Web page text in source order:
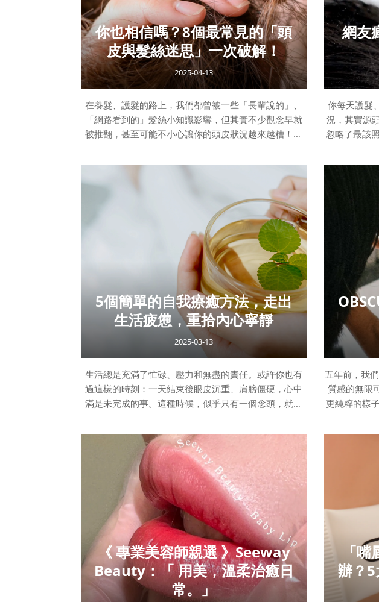
你也相信嗎？8個最常見的「頭
皮與髮絲迷思」一次破解！
2025-04-13
在養髮、護髮的路上，我們都曾被一些「長輩說的」、
「網路看到的」髮絲小知識影響，但其實不少觀念早就
被推翻，甚至可能不小心讓你的頭皮狀況越來越糟！我
你重新認識頭皮與髮絲，讓保養更安心、也更有方
向。 1、每天洗頭會掉更多頭髮？錯！洗頭只是「洗掉本
來就該掉的髮絲」，人體每天自然掉髮約 50～100 根，
洗頭時掉的是這些原本就要脫落的髮絲。相反地，不洗
頭反而會讓油脂堆積，造成毛囊阻塞，讓掉髮更嚴
重。 2. 頭皮出油就一直反覆洗、一天洗多次？錯！過度
清潔反而
網友
你每天護髮
況，其實源
忽略了最該
今天，我們
常該怎麼做
什麼頭皮
皮脂腺分
沒有勤勞
肌膚會越
響髮
5個簡單的自我療癒方法，走出
生活疲憊，重拾內心寧靜
2025-03-13
生活總是充滿了忙碌、壓力和無盡的責任。或許你也有
過這樣的時刻：一天結束後眼皮沉重、肩膀僵硬，心中
滿是未完成的事。這種時候，似乎只有一個念頭，就是
個簡單的自我療癒方式，讓你能夠在繁忙的生活中重拾
片刻的寧靜，並將這份療癒帶入每一天。 1、泡一杯香
氣四溢的茶，放鬆心情工作結束後，拖著疲憊的身軀回
到家，走進廚房泡上一杯自己喜愛的茶。茶葉在熱水中
慢慢舒展，蒸氣輕輕升起。無論是薰衣草、洋甘菊、綠
茶，每一口都彷彿將心靈洗滌一遍。品味著茶的清香，
閉上眼睛，感受
五年前，我
質感的無限
更純粹的樣
下的美感。
現，低調
節的層層打
它不張揚
推敲。我
常，
《 專業美容師親選 》Seeway
Beauty：「 用美，溫柔治癒日
常。」
「
辦？